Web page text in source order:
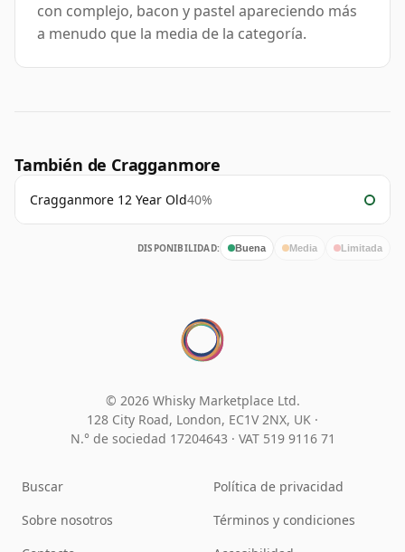
con complejo, bacon y pastel apareciendo más
a menudo que la media de la categoría.
También de Cragganmore
Cragganmore 12 Year Old40%
DISPONIBILIDAD: Buena Media Limitada
© 2026 Whisky Marketplace Ltd.
128 City Road, London, EC1V 2NX, UK ·
N.° de sociedad 17204643 · VAT 519 9116 71
Buscar
Sobre nosotros
Política de privacidad
Términos y condiciones